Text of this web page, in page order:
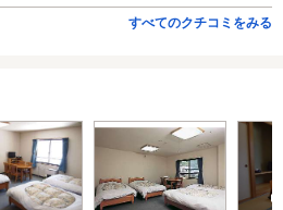
すべてのクチコミをみる